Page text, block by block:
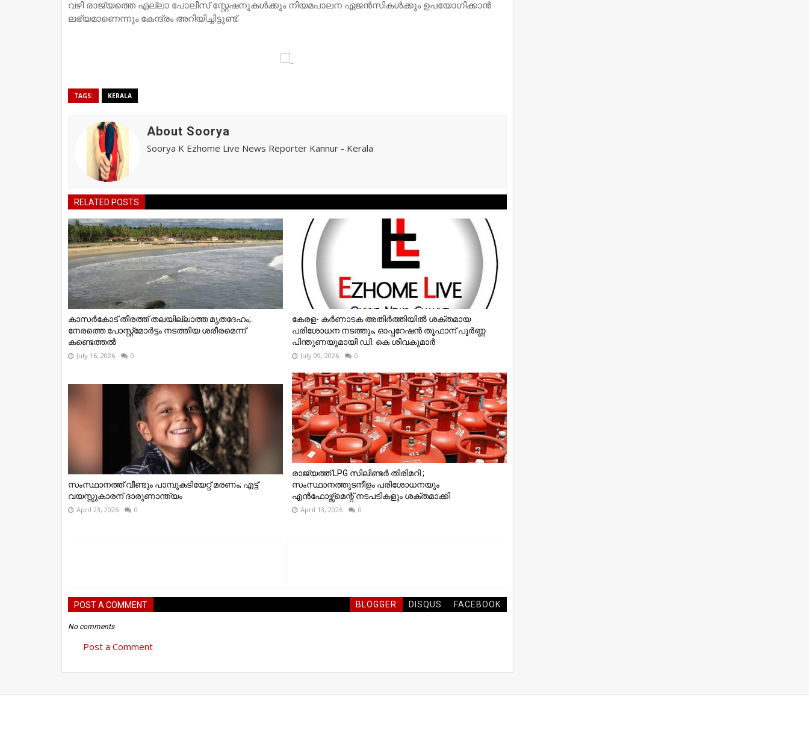
വഴി രാജ്യത്തെ എല്ലാ പോലീസ് സ്റ്റേഷനുകള്‍ക്കും നിയമപാലന ഏജന്‍സികള്‍ക്കും ഉപയോഗിക്കാന്‍
ലഭ്യമാണെന്നും കേന്ദ്രം അറിയിച്ചിട്ടുണ്ട്.
TAGS: KERALA
About Soorya
Soorya K Ezhome Live News Reporter Kannur - Kerala
RELATED POSTS
കാസർകോട് തീരത്ത് തലയില്ലാത്ത മൃതദേഹം;
നേരത്തെ പോസ്റ്റ്‌മോർട്ടം നടത്തിയ ശരീരമെന്ന്
കണ്ടെത്തൽ
July 16, 2026 0
കേരള- കർണാടക അതിർത്തിയിൽ ശക്തമായ
പരിശോധന നടത്തും; ഓപ്പറേഷൻ തൂഫാന് പൂർണ്ണ
പിന്തുണയുമായി ഡി. കെ ശിവകുമാർ
July 09, 2026 0
സംസ്ഥാനത്ത് വീണ്ടും പാമ്പുകടിയേറ്റ് മരണം; എട്ട്
വയസ്സുകാരന് ദാരുണാന്ത്യം
April 23, 2026 0
രാജ്യത്ത് LPG സിലിണ്ടർ തിരിമറി ;
സംസ്ഥാനത്തുടനീളം പരിശോധനയും
എൻഫോഴ്സ്മെന്റ് നടപടികളും ശക്തമാക്കി
April 13, 2026 0
POST A COMMENT BLOGGER DISQUS FACEBOOK
No comments
Post a Comment